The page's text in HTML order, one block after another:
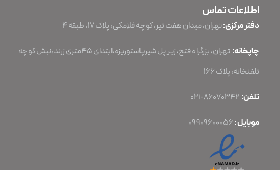
اطلاعات تماس
دفتر مرکزی:تهران، میدان هفت تیر، کوچه فلامکی، پلاک ۱۷، طبقه ۴
چاپخانه:
تهران، بزرگراه فتح، زیر پل شیرپاستوریزه،ابتدای 45متری زرند،نبش کوچه
تلفنخانه، پلاک 166
تلفن: 86070342-021
موبایل :09909600056